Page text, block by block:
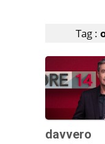
Tag :
davvero